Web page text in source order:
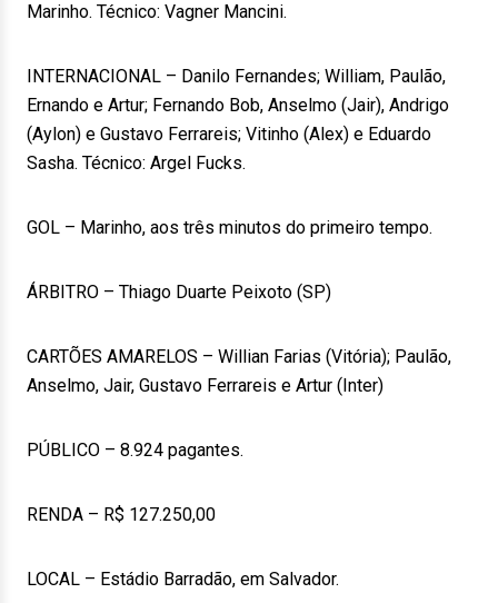
Marinho. Técnico: Vagner Mancini.
INTERNACIONAL – Danilo Fernandes; William, Paulão,
Ernando e Artur; Fernando Bob, Anselmo (Jair), Andrigo
(Aylon) e Gustavo Ferrareis; Vitinho (Alex) e Eduardo
Sasha. Técnico: Argel Fucks.
GOL – Marinho, aos três minutos do primeiro tempo.
ÁRBITRO – Thiago Duarte Peixoto (SP)
CARTÕES AMARELOS – Willian Farias (Vitória); Paulão,
Anselmo, Jair, Gustavo Ferrareis e Artur (Inter)
PÚBLICO – 8.924 pagantes.
RENDA – R$ 127.250,00
LOCAL – Estádio Barradão, em Salvador.